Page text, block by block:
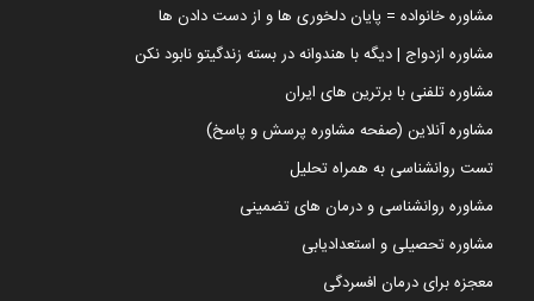
مشاوره خانواده = پایان دلخوری ها و از دست دادن ها
مشاوره ازدواج | دیگه با هندوانه در بسته زندگیتو نابود نکن
مشاوره تلفنی با برترین های ایران
مشاوره آنلاین (صفحه مشاوره پرسش و پاسخ)
تست روانشناسی به همراه تحلیل
مشاوره روانشناسی و درمان های تضمینی
مشاوره تحصیلی و استعدادیابی
معجزه برای درمان افسردگی